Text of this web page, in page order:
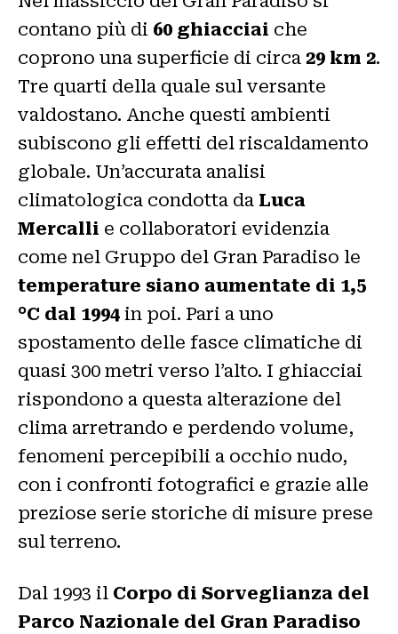
contano più di 60 ghiacciai che
coprono una superficie di circa 29 km 2.
Tre quarti della quale sul versante
valdostano. Anche questi ambienti
subiscono gli effetti del riscaldamento
globale. Un’accurata analisi
climatologica condotta da Luca
Mercalli e collaboratori evidenzia
come nel Gruppo del Gran Paradiso le
temperature siano aumentate di 1,5
°C dal 1994 in poi. Pari a uno
spostamento delle fasce climatiche di
quasi 300 metri verso l’alto. I ghiacciai
rispondono a questa alterazione del
clima arretrando e perdendo volume,
fenomeni percepibili a occhio nudo,
con i confronti fotografici e grazie alle
preziose serie storiche di misure prese
sul terreno.
Dal 1993 il Corpo di Sorveglianza del
Parco Nazionale del Gran Paradiso